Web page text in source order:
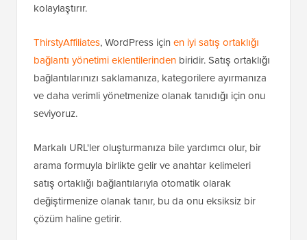
kolaylaştırır.
ThirstyAffiliates, WordPress için en iyi satış ortaklığı
bağlantı yönetimi eklentilerinden biridir. Satış ortaklığı
bağlantılarınızı saklamanıza, kategorilere ayırmanıza
ve daha verimli yönetmenize olanak tanıdığı için onu
seviyoruz.
Markalı URL'ler oluşturmanıza bile yardımcı olur, bir
arama formuyla birlikte gelir ve anahtar kelimeleri
satış ortaklığı bağlantılarıyla otomatik olarak
değiştirmenize olanak tanır, bu da onu eksiksiz bir
çözüm haline getirir.